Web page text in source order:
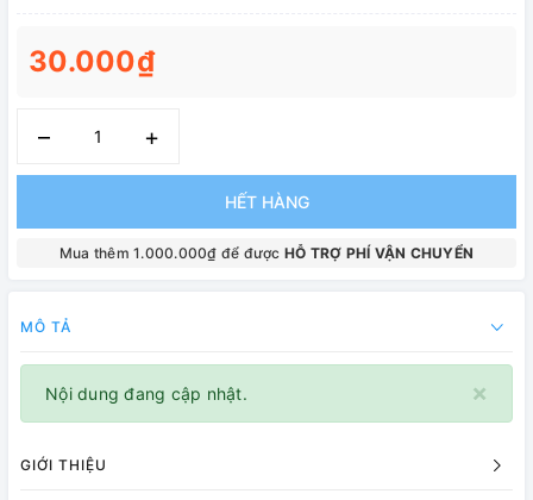
30.000₫
– +
HẾT HÀNG
Mua thêm 1.000.000₫ để được HỖ TRỢ PHÍ VẬN CHUYỂN
MÔ TẢ
×
Nội dung đang cập nhật.
GIỚI THIỆU